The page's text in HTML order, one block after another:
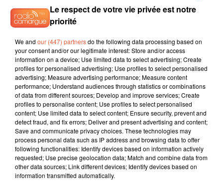
TITRES DIFFUSÉS
13h51
13h51
KAVINSKY
Nightcall
13h43
13h43
UB40
Red Red Wine
13h39
13h39
SIA
Chandelier
L'HOROSCOPE
Le respect de votre vie privée est notre
priorité
We and our (447) partnersdo the following data processing based on
your consent and/or our legitimate interest: Store and/or access
information on a device; Use limited data to select advertising; Create
profiles for personalised advertising; Use profiles to select personalised
advertising; Measure advertising performance; Measure content
performance; Understand audiences through statistics or combinations
of data from different sources; Develop and improve services; Create
profiles to personalise content; Use profiles to select personalised
content; Use limited data to select content; Ensure security, prevent and
detect fraud, and fix errors; Deliver and present advertising and content;
Save and communicate privacy choices. These technologies may
process personal data such as IP address and browsing data to offer
following functionalities: Identify devices based on information actively
requested; Use precise geolocation data; Match and combine data from
other data sources; Link different devices; Identify devices based on
information transmitted automatically.